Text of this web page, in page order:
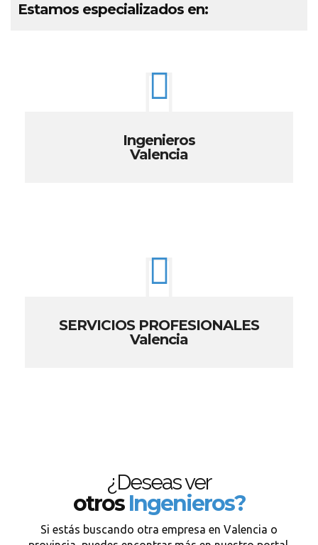
Estamos especializados en:
Ingenieros
Valencia
SERVICIOS PROFESIONALES
Valencia
¿Deseas ver
otrosIngenieros?
Si estás buscando otra empresa en Valencia o